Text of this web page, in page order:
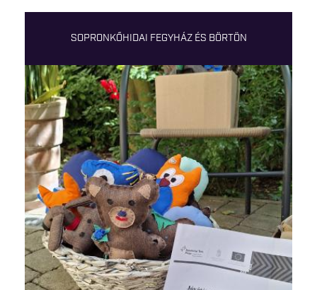
SOPRONKŐHIDAI FEGYHÁZ ÉS BÖRTÖN